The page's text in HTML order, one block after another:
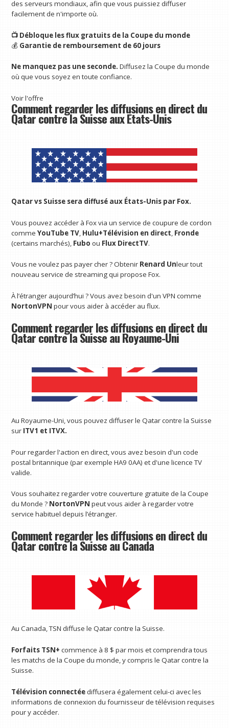
des serveurs mondiaux, afin que vous puissiez diffuser
facilement de n'importe où.
📺 Débloque les flux gratuits de la Coupe du monde
💰 Garantie de remboursement de 60 jours
Ne manquez pas une seconde. Diffusez la Coupe du monde
où que vous soyez en toute confiance.
Voir l'offre
Comment regarder les diffusions en direct du
Qatar contre la Suisse aux États-Unis
Qatar vs Suisse sera diffusé aux États-Unis par Fox.
Vous pouvez accéder à Fox via un service de coupure de cordon
commeYouTube TV, Hulu+Télévision en direct, Fronde
(certains marchés), Fubo ou Flux DirectTV.
Vous ne voulez pas payer cher ? Obtenir Renard Unleur tout
nouveau service de streaming qui propose Fox.
À l’étranger aujourd’hui ? Vous avez besoin d'un VPN comme
NortonVPN pour vous aider à accéder au flux.
Comment regarder les diffusions en direct du
Qatar contre la Suisse au Royaume-Uni
Au Royaume-Uni, vous pouvez diffuser le Qatar contre la Suisse
sur ITV1 et ITVX.
Pour regarder l'action en direct, vous avez besoin d'un code
postal britannique (par exemple HA9 0AA) et d'une licence TV
valide.
Vous souhaitez regarder votre couverture gratuite de la Coupe
du Monde ? NortonVPN peut vous aider à regarder votre
service habituel depuis l’étranger.
Comment regarder les diffusions en direct du
Qatar contre la Suisse au Canada
Au Canada, TSN diffuse le Qatar contre la Suisse.
Forfaits TSN+ commence à 8 $ par mois et comprendra tous
les matchs de la Coupe du monde, y compris le Qatar contre la
Suisse.
Télévision connectéediffusera également celui-ci avec les
informations de connexion du fournisseur de télévision requises
pour y accéder.